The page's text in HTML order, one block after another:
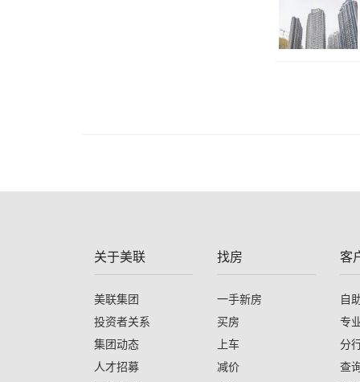
关于美联
美联集团
投资者关系
集团动态
人才招募
找房
一手新房
买房
上车
减价
客
自
专
分
查